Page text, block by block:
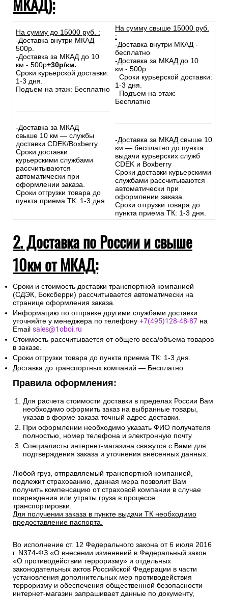
На сумму до 15000 руб. :
-Доставка внутри МКАД –
500р.
-Доставка за МКАД до 10
км - 500р+30р/км.
Сроки курьерской доставки:
1-3 дня.
Подъем на этаж: Бесплатно
-Доставка за МКАД
свыше 10 км — службы
доставки CDEK/Boxberry
Сроки доставки
курьерскими службами
рассчитываются
автоматически при
оформлении заказа.
Сроки отгрузки товара до
пункта приема ТК: 1-3 дня.
На сумму свыше 15000 руб.
:
-Доставка внутри МКАД -
бесплатно
-Доставка за МКАД до 10
км - 500р.
Сроки курьерской доставки:
1-3 дня.
Подъем на этаж:
Бесплатно
-Доставка за МКАД свыше 10
км — бесплатно до пункта
выдачи курьерских служб
CDEK и Boxberry
Сроки доставки курьерскими
службами рассчитываются
автоматически при
оформлении заказа.
Сроки отгрузки товара до
пункта приема ТК: 1-3 дня.
2. Доставка по России и свыше
10км от МКАД:
Сроки и стоимость доставки транспортной компанией
(СДЭК, Боксберри) рассчитывается автоматически на
странице оформления заказа.
Информацию по отправке другими службами доставки
уточняйте у менеджера по телефону +7(495)128-48-87 на
Email sales@1oboi.ru
Стоимость рассчитывается от общего веса/объема товаров
в заказе.
Сроки отгрузки товара до пункта приема ТК: 1-3 дня.
Доставка до транспортных компаний — Бесплатно
Правила оформления:
Для расчета стоимости доставки в пределах России Вам
необходимо оформить заказ на выбранные товары,
указав в форме заказа точный адрес доставки.
При оформлении необходимо указать ФИО получателя
полностью, номер телефона и электронную почту
Специалисты интернет-магазина свяжутся с Вами для
подтверждения заказа и уточнения внесенных данных.
Любой груз, отправляемый транспортной компанией,
подлежит страхованию, данная мера позволит Вам
получить компенсацию от страховой компании в случае
повреждения или утраты груза в процессе
транспортировки.
Для получении заказа в пункте выдачи ТК необходимо
предоставление паспорта.
Во исполнение ст. 12 Федерального закона от 6 июля 2016
г. N374-ФЗ «О внесении изменений в Федеральный закон
«О противодействии терроризму» и отдельных
законодательных актов Российской Федерации в части
установления дополнительных мер противодействия
терроризму и обеспечения общественной безопасности
интернет-магазин запрашивает данные по документу,